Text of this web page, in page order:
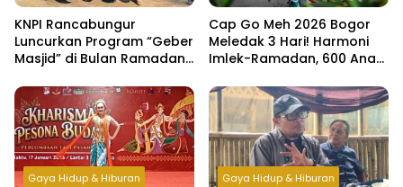
KNPI Rancabungur
Luncurkan Program “Geber
Masjid” di Bulan Ramadan,
Kebersamaan Pemuda
Cap Go Meh 2026 Bogor
Meledak 3 Hari! Harmoni
Imlek-Ramadan, 600 Anak
Gaya Hidup & Hiburan Gaya Hidup & Hiburan